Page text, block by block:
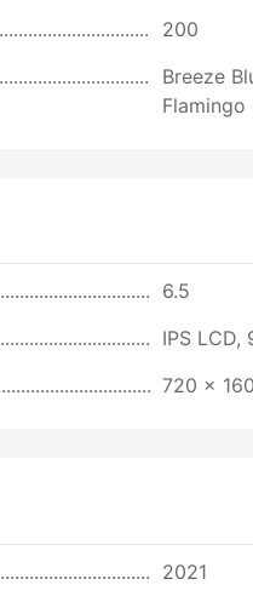
200
Breeze
Flamingo
6.5
IPS LCD,
720 x
2021